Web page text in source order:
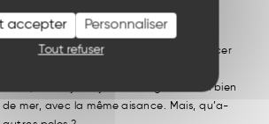
accepter
Tout refuser
Personnaliser
manière de s’habiller. On cherche à
à retrouver un rapport plus simple aux
on ne souhaite pas non plus renoncer
le polo en lin s’impose. Il a ce quelque
de toujours juste. Il se glisse aussi bien
de mer, avec la même aisance. Mais, qu’a-